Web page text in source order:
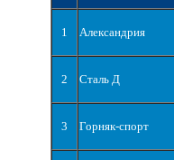
1 Александрия
2 Сталь Д
3 Горняк-спорт